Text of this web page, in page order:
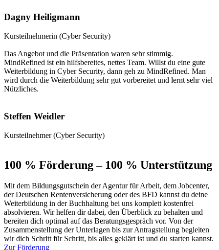
Dagny Heiligmann
Kursteilnehmerin (Cyber Security)
Das Angebot und die Präsentation waren sehr stimmig.
MindRefined ist ein hilfsbereites, nettes Team. Willst du eine gute
Weiterbildung in Cyber Security, dann geh zu MindRefined. Man
wird durch die Weiterbildung sehr gut vorbereitet und lernt sehr viel
Nützliches.
Steffen Weidler
Kursteilnehmer (Cyber Security)
100 % Förderung – 100 % Unterstützung
Mit dem Bildungsgutschein der Agentur für Arbeit, dem Jobcenter,
der Deutschen Rentenversicherung oder des BFD kannst du deine
Weiterbildung in der Buchhaltung bei uns komplett kostenfrei
absolvieren. Wir helfen dir dabei, den Überblick zu behalten und
bereiten dich optimal auf das Beratungsgespräch vor. Von der
Zusammenstellung der Unterlagen bis zur Antragstellung begleiten
wir dich Schritt für Schritt, bis alles geklärt ist und du starten kannst.
Zur Förderung